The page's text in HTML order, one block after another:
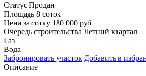
Статус Продан
Площадь 8 соток
Цена за сотку 180 000 руб
Очередь строительства Летний квартал
Газ
Вода
Забронировать участок Добавить в
Описание